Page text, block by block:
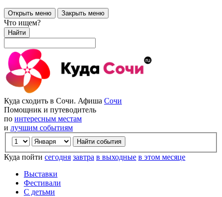
Открыть меню Закрыть меню
Что ищем?
Найти
Куда сходить в Сочи. Афиша Сочи
Помощник и путеводитель
по интересным местам
и лучшим событиям
Куда пойти сегодня завтра в выходные в этом месяце
Выставки
Фестивали
С детьми